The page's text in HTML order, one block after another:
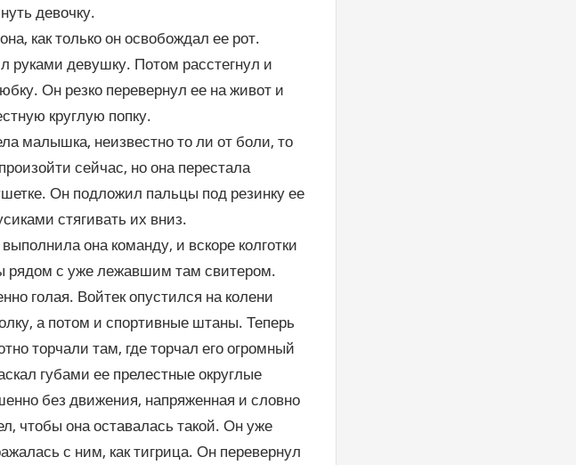
девочку.
как только он освобождал ее рот.
руками девушку. Потом расстегнул и
Он резко перевернул ее на живот и
круглую попку.
малышка, неизвестно то ли от боли, то
сейчас, но она перестала
Он подложил пальцы под резинку ее
стягивать их вниз.
она команду, и вскоре колготки
рядом с уже лежавшим там свитером.
голая. Войтек опустился на колени
а потом и спортивные штаны. Теперь
торчали там, где торчал его огромный
губами ее прелестные округлые
без движения, напряженная и словно
чтобы она оставалась такой. Он уже
с ним, как тигрица. Он перевернул